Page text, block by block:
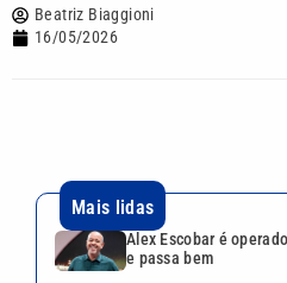
Beatriz Biaggioni
16/05/2026
Mais lidas
Alex Escobar é
e passa bem